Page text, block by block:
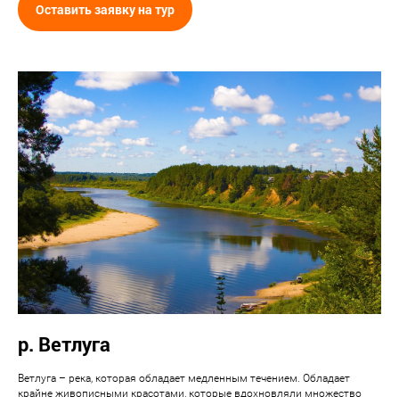
Оставить заявку на тур
р. Ветлуга
Ветлуга – река, которая обладает медленным течением. Обладает
крайне живописными красотами, которые вдохновляли множество